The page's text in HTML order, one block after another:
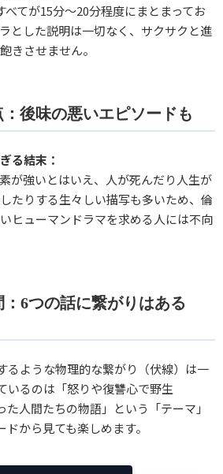
べてが15分〜20分程度にまとまってお
とした説明は一切なく、サクサクと進
きさせません。
後味の悪いエピソードも
る結末：
が強いとはいえ、人が死んだり人生が
たりする生々しい描写も多いため、倫
ヒューマンドラマを求める人には不向
6つの話に繋がりはある
るような物理的な繋がり（伏線）は一
いるのは「怒りや復讐心で野生
た人間たちの物語」という「テーマ」
から見ても楽しめます。